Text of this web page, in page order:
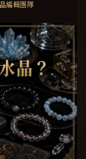
編輯團隊